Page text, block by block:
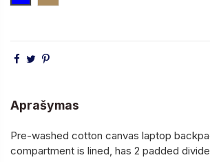
Aprašymas
Pre-washed cotton canvas laptop
compartment is lined, has 2 padded